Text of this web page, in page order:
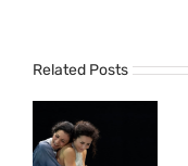
Related Posts